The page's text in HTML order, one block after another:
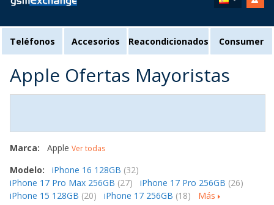
Teléfonos Accesorios Reacondicionados Consumer
Apple Ofertas Mayoristas
Marca: Apple Ver todas
Modelo: iPhone 16 128GB (32)
iPhone 17 Pro Max 256GB (27) iPhone 17 Pro 256GB (26)
iPhone 15 128GB (20) iPhone 17 256GB (18) Más